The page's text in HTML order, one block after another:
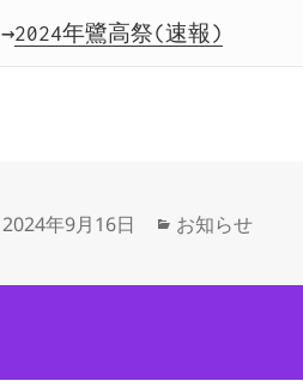
→2024年鷺高祭(速報)
投
日:
2024年9月16日
カ
ゴ
お知らせ